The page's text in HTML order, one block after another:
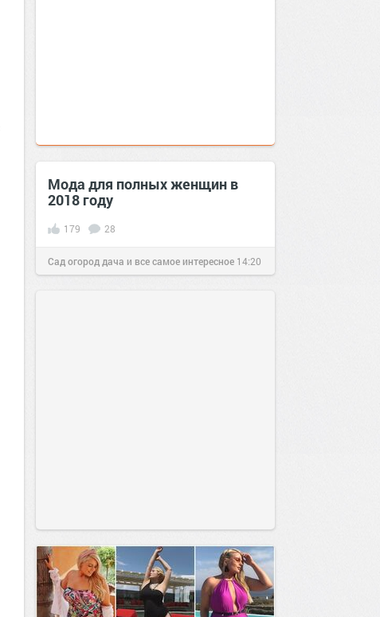
Мода для полных женщин в
2018 году
179 28
Сад огород дача и все самое интересное 14:20